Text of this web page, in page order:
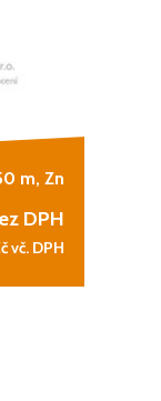
m, Zn
DPH
vč. DPH